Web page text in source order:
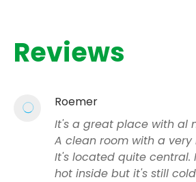
Reviews
Roemer
It's a great place with al
A clean room with a
It's located quite
hot inside but it's still